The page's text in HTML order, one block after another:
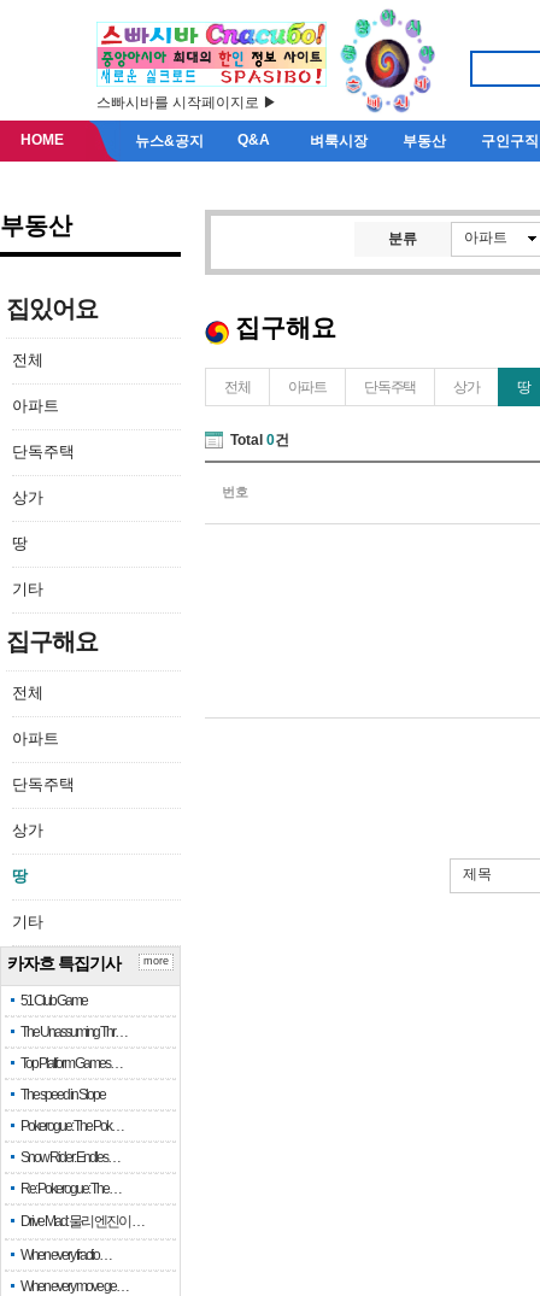
스빠시바를 시작페이지로 ▶
HOME 뉴스&공지 Q&A 벼룩시장 부동산 구인구직
부동산
집있어요
전체
아파트
단독주택
상가
땅
기타
집구해요
전체
아파트
단독주택
상가
땅
기타
카자흐 특집기사
51 Club Game
The Unassuming Thr…
Top Platform Games…
The speed in Slope
Pokerogue: The Pok…
Snow Rider: Endles…
Re: Pokerogue: The…
Drive Mad: 물리 엔진이 …
When every fractio…
When every move ge…
more
분류 아파트
집구해요
전체 아파트 단독주택 상가 땅
Total 0건
번호
제목